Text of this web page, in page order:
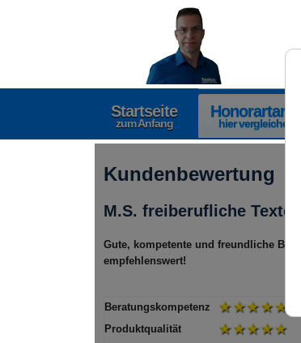
Startseite
zum Anfang
Honorartarife
hier vergleichen
Kundenbewertung
M.S. freiberufliche
Gute, kompetente und freundliche
empfehlenswert!
Beratungskompetenz
Produktqualität